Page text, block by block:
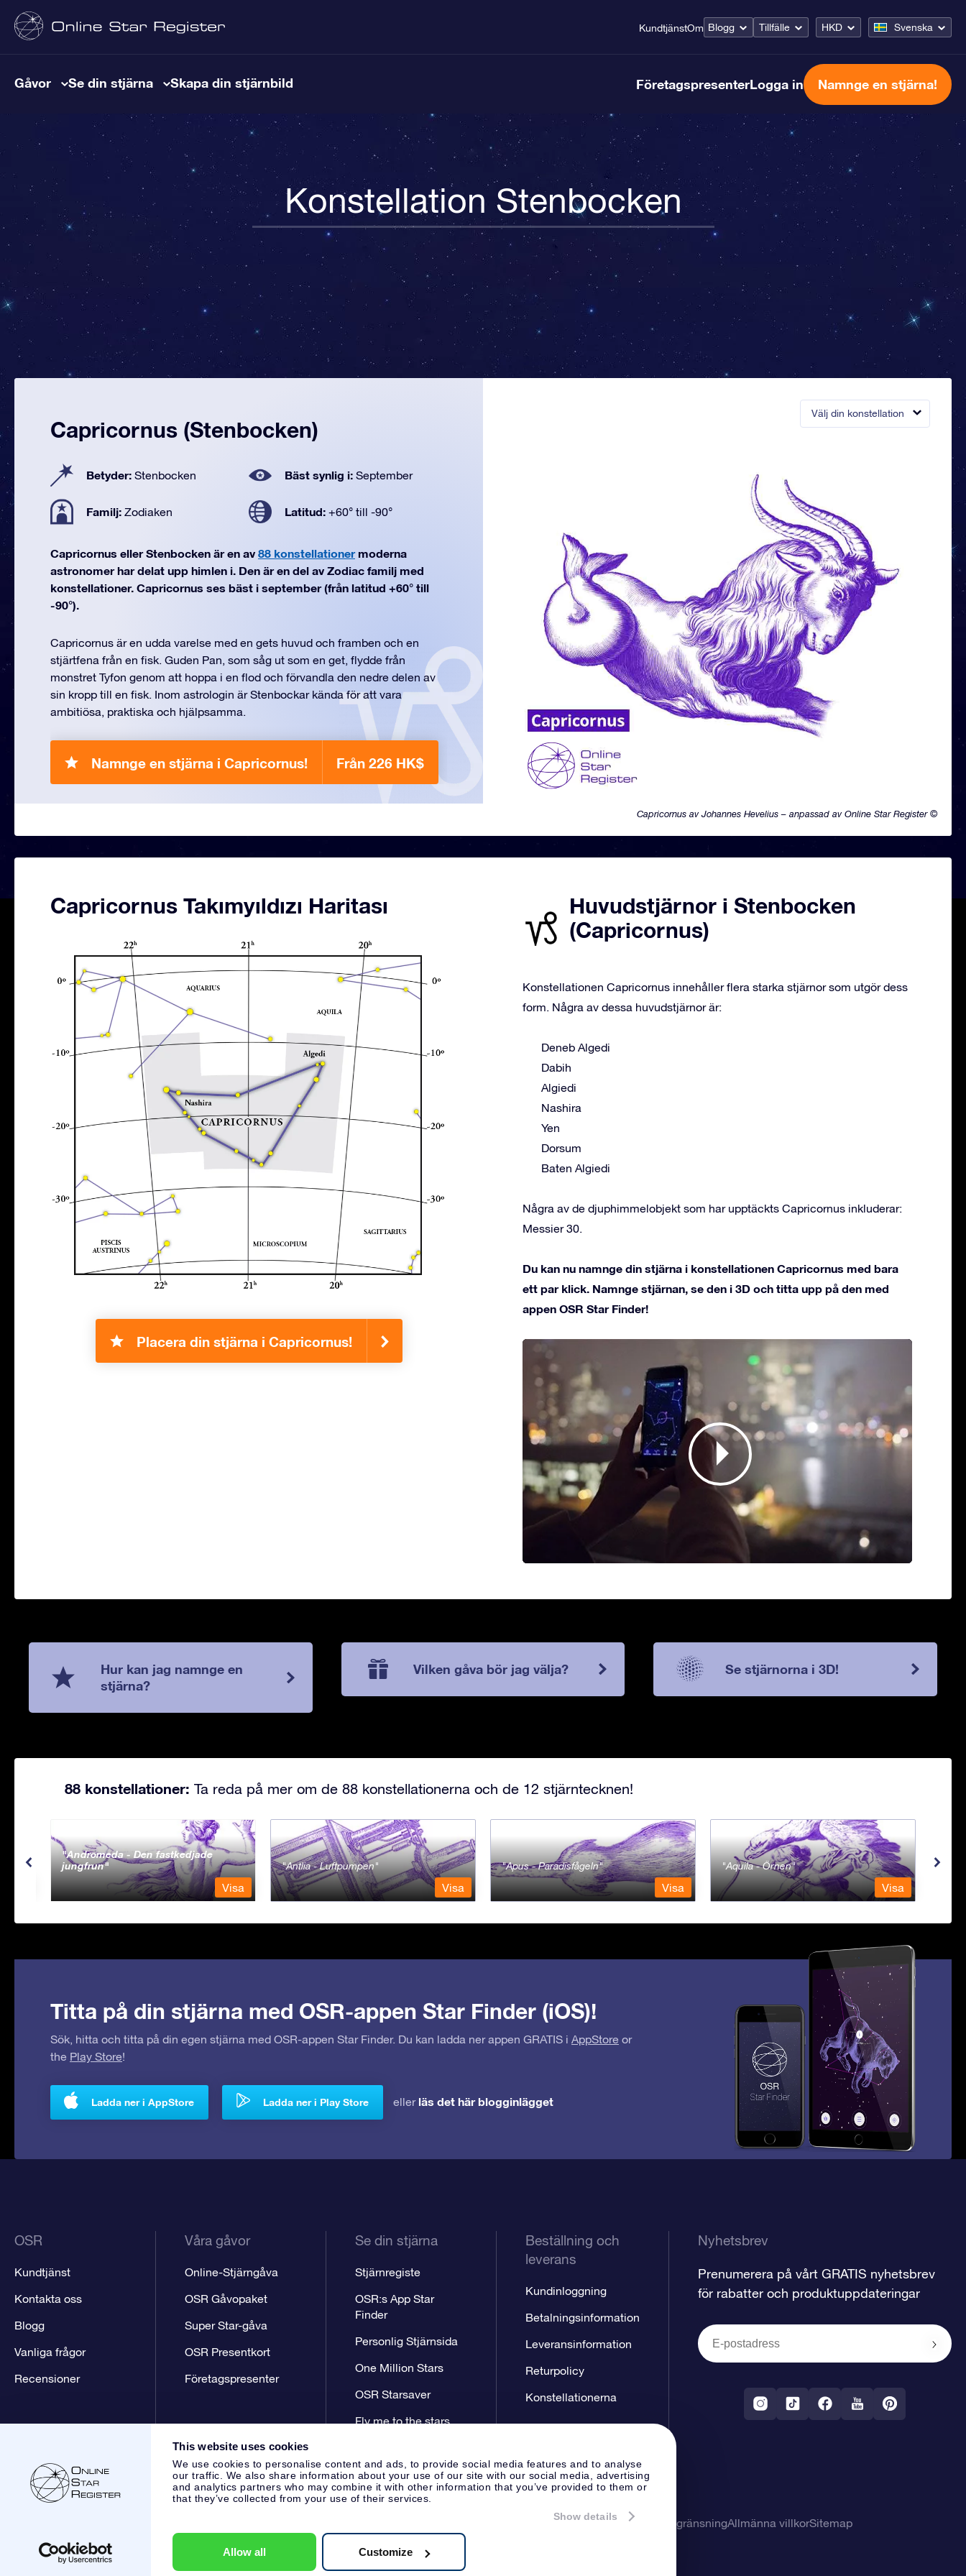
This website uses cookies
We use cookies to personalise content and ads, to provide social media features and to analyse
our traffic. We also share information about your use of our site with our social media, advertising
and analytics partners who may combine it with other information that you’ve provided to them or
that they’ve collected from your use of their services.
Show details
Allow all Customize
KundtjänstOm Blogg Tillfälle HKD Svenska
Gåvor Se din stjärna Skapa din stjärnbild FöretagspresenterLogga in Namnge en stjärna!
Konstellation Stenbocken
Välj din konstellation
Capricornus av Johannes Hevelius – anpassad av Online Star Register ©
Capricornus (Stenbocken)
Betyder: Stenbocken Bäst synlig i: September
Familj: Zodiaken Latitud: +60° till -90°
Capricornus eller Stenbocken är en av 88 konstellationermoderna
astronomer har delat upp himlen i. Den är en del av Zodiac familj med
konstellationer. Capricornus ses bäst i september (från latitud +60° till
-90°).
Capricornus är en udda varelse med en gets huvud och framben och en
stjärtfena från en fisk. Guden Pan, som såg ut som en get, flydde från
monstret Tyfon genom att hoppa i en flod och förvandla den nedre delen av
sin kropp till en fisk. Inom astrologin är Stenbockar kända för att vara
ambitiösa, praktiska och hjälpsamma.
Namnge en stjärna i Capricornus! Från 226 HK$
Capricornus Takımyıldızı Haritası
Placera din stjärna i Capricornus!
Huvudstjärnor i Stenbocken
(Capricornus)
Konstellationen Capricornus innehåller flera starka stjärnor som utgör dess
form. Några av dessa huvudstjärnor är:
Deneb Algedi
Dabih
Algiedi
Nashira
Yen
Dorsum
Baten Algiedi
Några av de djuphimmelobjekt som har upptäckts Capricornus inkluderar:
Messier 30.
Du kan nu namnge din stjärna i konstellationen Capricornus med bara
ett par klick. Namnge stjärnan, se den i 3D och titta upp på den med
appen OSR Star Finder!
Hur kan jag namnge en
stjärna?
Vilken gåva bör jag välja? Se stjärnorna i 3D!
88 konstellationer: Ta reda på mer om de 88 konstellationerna och de 12 stjärntecknen!
Andromeda - Den fastkedjade
jungfrun
Visa
Antlia - Luftpumpen
Visa
Apus - Paradisfågeln
Visa
Aquila - Örnen
Visa
Titta på din stjärna med OSR-appen Star Finder (iOS)!
Sök, hitta och titta på din egen stjärna med OSR-appen Star Finder. Du kan ladda ner appen GRATIS i AppStore or
the Play Store!
Ladda ner i AppStore Ladda ner i Play Store eller läs det här blogginlägget
OSR
Kundtjänst
Kontakta oss
Blogg
Vanliga frågor
Recensioner
Våra gåvor
Online-Stjärngåva
OSR Gåvopaket
Super Star-gåva
OSR Presentkort
Företagspresenter
Se din stjärna
Stjärnregiste
OSR:s App Star
Finder
Personlig Stjärnsida
One Million Stars
OSR Starsaver
Fly me to the stars
Beställning och
leverans
Kundinloggning
Betalningsinformation
Leveransinformation
Returpolicy
Konstellationerna
Nyhetsbrev
Prenumerera på vårt GRATIS nyhetsbrev
för rabatter och produktuppdateringar
Kundtjänst:help@osr.org KVK: 60333553, VAT: NL 8538.62.722B01
Sekretesspolicy & AnsvarsbegränsningAllmänna villkorSitemap